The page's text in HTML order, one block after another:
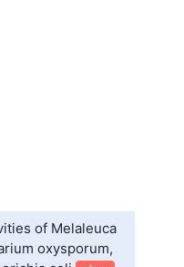
of Melaleuca
oxysporum,